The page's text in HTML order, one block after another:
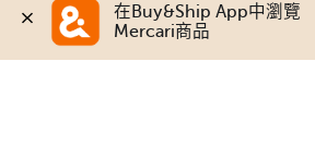
在Buy&Ship App中瀏覽
Mercari商品